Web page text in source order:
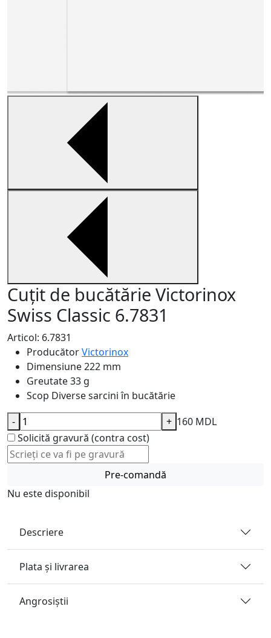
Cuțit de bucătărie Victorinox
Swiss Classic 6.7831
Articol: 6.7831
ProducătorVictorinox
Dimensiune222 mm
Greutate33 g
Scop Diverse sarcini în bucătărie
160 MDL
Solicită gravură (contra cost)
- +
Pre-comandă
Nu este disponibil
Descriere
Plata și livrarea
Angrosiştii